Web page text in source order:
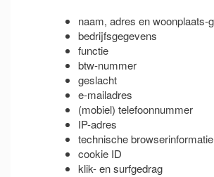
naam, adres en woonplaats-
bedrijfsgegevens
functie
btw-nummer
geslacht
e-mailadres
(mobiel) telefoonnummer
IP-adres
technische browserinformatie
cookie ID
klik- en surfgedrag